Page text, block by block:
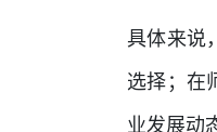
具体来说
选择；在
业发展动